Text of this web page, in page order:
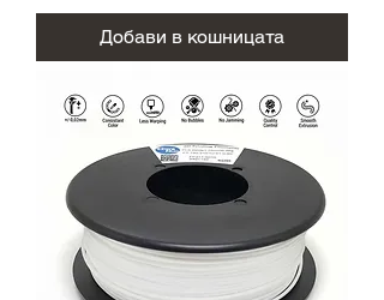
Добави в кошницата